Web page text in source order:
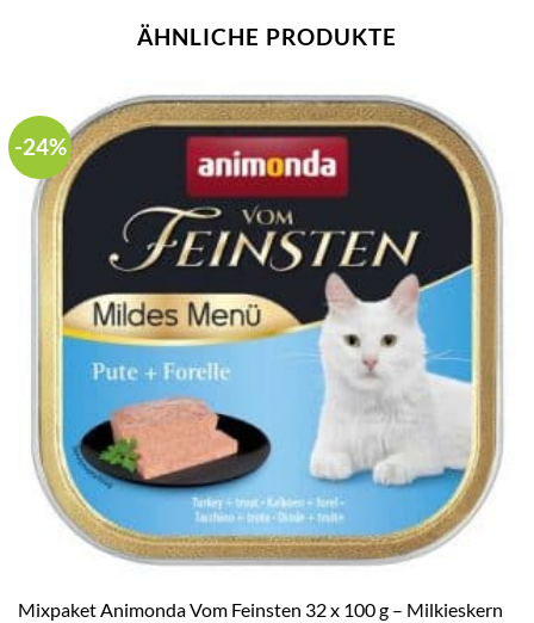
ÄHNLICHE PRODUKTE
-24%
Mixpaket Animonda Vom Feinsten 32 x 100 g – Milkieskern